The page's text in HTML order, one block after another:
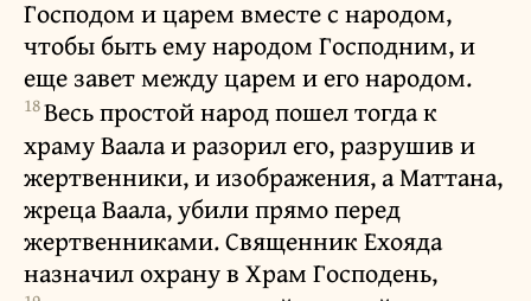
Господом и царем вместе с народом,
чтобы быть ему народом Господним, и
еще завет между царем и его народом.
18Весь простой народ пошел тогда к
храму Ваала и разорил его, разрушив и
жертвенники, и изображения, а Маттана,
жреца Ваала, убили прямо перед
жертвенниками. Священник Ехояда
назначил охрану в Храм Господень,